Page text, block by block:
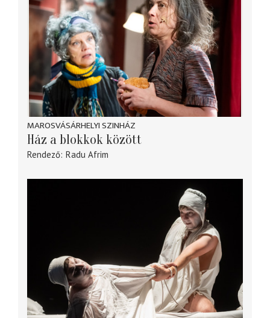
MAROSVÁSÁRHELYI SZINHÁZ
Ház a blokkok között
Rendező Radu Afrim